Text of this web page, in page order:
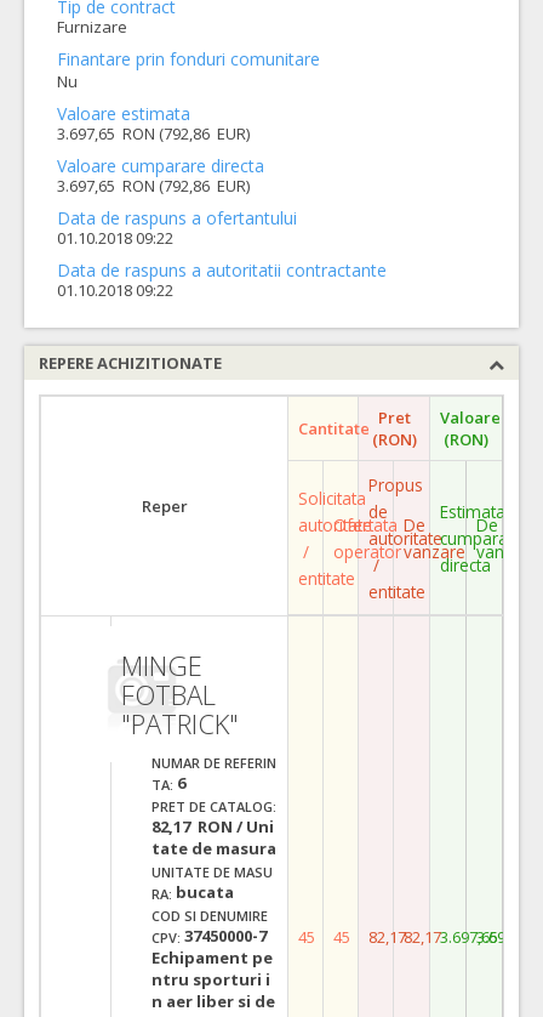
Tip de contract
Furnizare
Finantare prin fonduri comunitare
Nu
Valoare estimata
3.697,65 RON (792,86 EUR)
Valoare cumparare directa
3.697,65 RON (792,86 EUR)
Data de raspuns a ofertantului
01.10.2018 09:22
Data de raspuns a autoritatii contractante
01.10.2018 09:22
REPERE ACHIZITIONATE
Reper
Cantitate Pret
(RON)
Valoare
(RON)
Solicitata
autoritate
/
entitate
Ofertata
operator
Propus
de
autoritate
/
entitate
De
vanzare
Estimata
cumparare
directa
De
vanzare
MINGE
FOTBAL
"PATRICK"
NUMAR DE REFERIN
TA: 6
PRET DE CATALOG:
82,17 RON / Uni
tate de masura
UNITATE DE MASU
RA: bucata
COD SI DENUMIRE
CPV: 37450000-7
Echipament pe
ntru sporturi i
n aer liber si de
45 45 82,1782,173.697,653.697,65